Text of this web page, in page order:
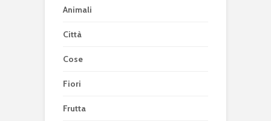
Animali
Città
Cose
Fiori
Frutta